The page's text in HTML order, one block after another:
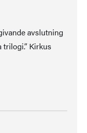
avslutning
Kirkus